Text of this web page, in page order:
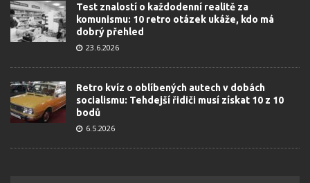
Test znalostí o každodenní realitě za
komunismu: 10 retro otázek ukáže, kdo má
dobrý přehled
23.6.2026
Retro kvíz o oblíbených autech v dobách
socialismu: Tehdejší řidiči musí získat 10 z 10
bodů
6.5.2026